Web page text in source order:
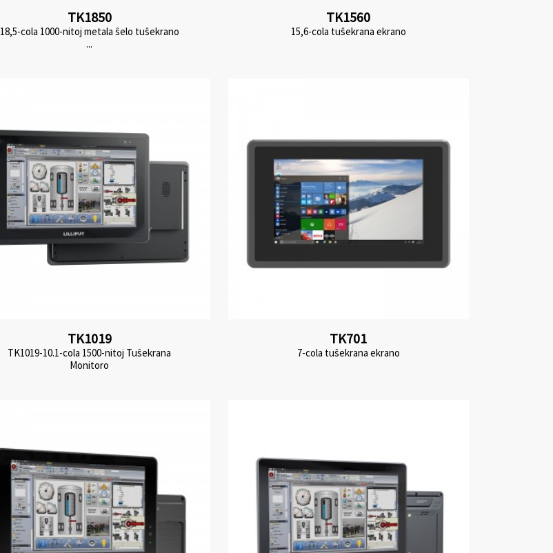
TK1850
18,5-cola 1000-nitoj metala ŝelo tuŝekrano
...
TK1560
15,6-cola tuŝekrana ekrano
TK1019
TK1019-10.1-cola 1500-nitoj Tuŝekrana
Monitoro
TK701
7-cola tuŝekrana ekrano